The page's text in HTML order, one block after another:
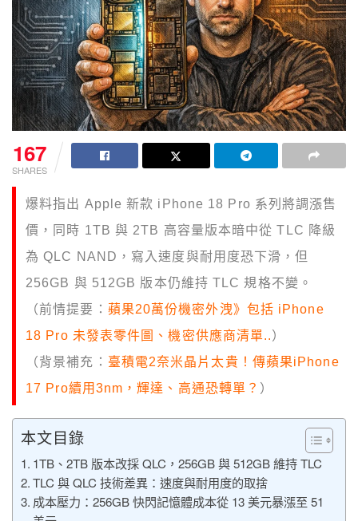
167
SHARES
爆料指出 Apple 新款 iPhone 18 Pro 系列將調漲售
價，同時 1TB 與 2TB 高容量版本暗中從 TLC 降級
為 QLC NAND，寫入速度與耐用度恐下滑，但
256GB 與 512GB 版本仍維持 TLC 規格不變。
（前情提要： 蘋果20萬份機密外洩》包括 iPhone
18 Pro 未發表零件圖、機密供應商清單..）
（背景補充： 臺積電2奈米晶片太貴！傳蘋果iPhone
17 Pro續用3nm，輝達、高通恐轉單？ ）
本文目錄
1TB、2TB 版本改採 QLC，256GB 與 512GB 維持 TLC
TLC 與 QLC 技術差異：速度與耐用度的取捨
成本壓力：256GB 快閃記憶體成本從 13 美元暴漲至 51